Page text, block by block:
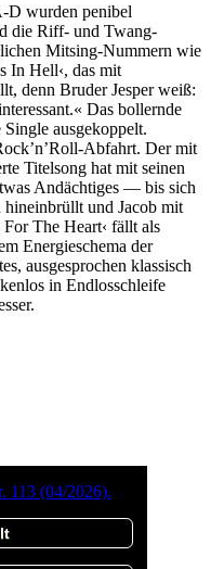
D wurden penibel
die Riff- und Twang-
Mitsing-Nummern wie
In Hell‹, das mit
denn Bruder Jesper weiß:
Das bollernde
Single ausgekoppelt.
Abfahrt. Der mit
Titelsong hat mit seinen
Andächtiges — bis sich
und Jacob mit
The Heart‹ fällt als
Energieschema der
ausgesprochen klassisch
in Endlosschleife